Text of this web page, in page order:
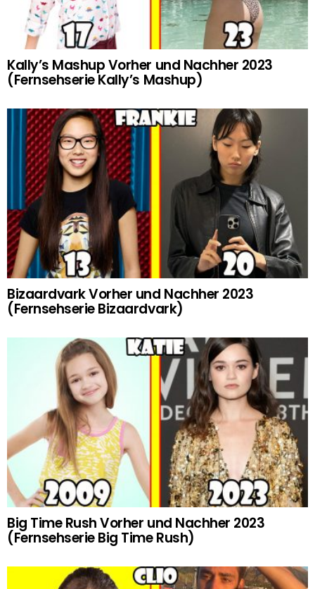
Kally’s Mashup Vorher und Nachher 2023
(Fernsehserie Kally’s Mashup)
Bizaardvark Vorher und Nachher 2023
(Fernsehserie Bizaardvark)
Big Time Rush Vorher und Nachher 2023
(Fernsehserie Big Time Rush)